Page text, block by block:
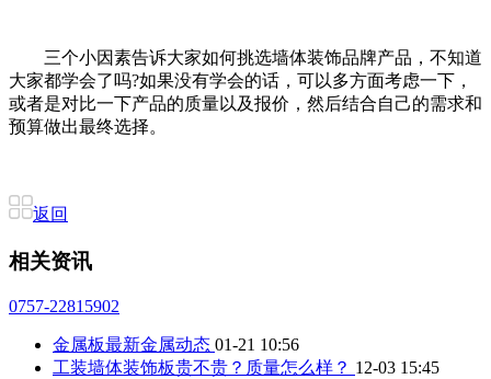
三个小因素告诉大家如何挑选墙体装饰品牌产品，不知道
大家都学会了吗?如果没有学会的话，可以多方面考虑一下，
或者是对比一下产品的质量以及报价，然后结合自己的需求和
预算做出最终选择。
返回
相关资讯
0757-22815902
金属板最新金属动态 01-21 10:56
工装墙体装饰板贵不贵？质量怎么样？ 12-03 15:45